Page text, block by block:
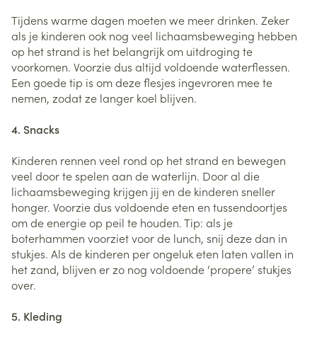
Tijdens warme dagen moeten we meer drinken. Zeker
als je kinderen ook nog veel lichaamsbeweging hebben
op het strand is het belangrijk om uitdroging te
voorkomen. Voorzie dus altijd voldoende waterflessen.
Een goede tip is om deze flesjes ingevroren mee te
nemen, zodat ze langer koel blijven.
4. Snacks
Kinderen rennen veel rond op het strand en bewegen
veel door te spelen aan de waterlijn. Door al die
lichaamsbeweging krijgen jij en de kinderen sneller
honger. Voorzie dus voldoende eten en tussendoortjes
om de energie op peil te houden. Tip: als je
boterhammen voorziet voor de lunch, snij deze dan in
stukjes. Als de kinderen per ongeluk eten laten vallen in
het zand, blijven er zo nog voldoende ‘propere’ stukjes
over.
5. Kleding